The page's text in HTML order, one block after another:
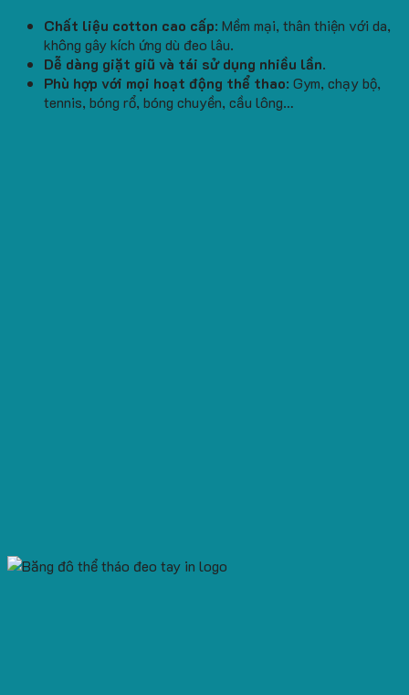
Chất liệu cotton cao cấp: Mềm mại, thân thiện với da,
không gây kích ứng dù đeo lâu.
Dễ dàng giặt giũ và tái sử dụng nhiều lần.
Phù hợp với mọi hoạt động thể thao: Gym, chạy bộ,
tennis, bóng rổ, bóng chuyền, cầu lông…